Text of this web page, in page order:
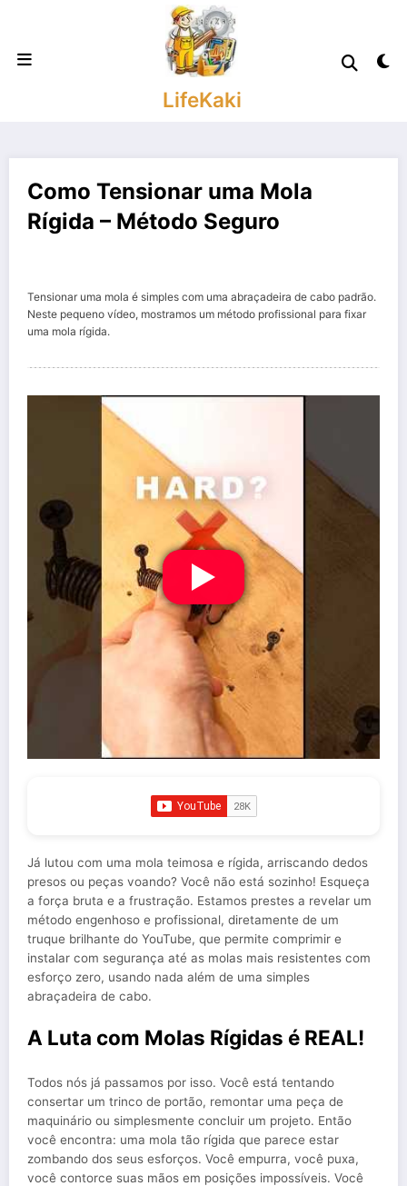
conteúdo
LifeKaki
Como Tensionar uma Mola
Rígida – Método Seguro
Tensionar uma mola é simples com uma abraçadeira de cabo padrão.
Neste pequeno vídeo, mostramos um método profissional para fixar
uma mola rígida.
Já lutou com uma mola teimosa e rígida, arriscando dedos
presos ou peças voando? Você não está sozinho! Esqueça
a força bruta e a frustração. Estamos prestes a revelar um
método engenhoso e profissional, diretamente de um
truque brilhante do YouTube, que permite comprimir e
instalar com segurança até as molas mais resistentes com
esforço zero, usando nada além de uma simples
abraçadeira de cabo.
A Luta com Molas Rígidas é REAL!
Todos nós já passamos por isso. Você está tentando
consertar um trinco de portão, remontar uma peça de
maquinário ou simplesmente concluir um projeto. Então
você encontra: uma mola tão rígida que parece estar
zombando dos seus esforços. Você empurra, você puxa,
você contorce suas mãos em posições impossíveis. Você